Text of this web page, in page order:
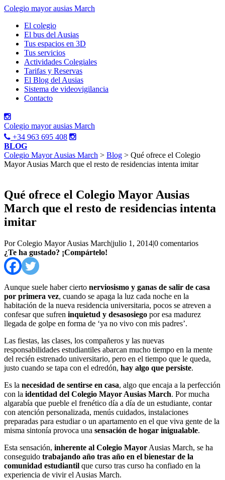
Colegio mayor ausias March
El colegio
El bus del Ausias
Tus espacios en 3D
Tus servicios
Actividades Colegiales
Tarifas y Reservas
El Blog del Ausias
Sistema de videovigilancia
Contacto
Colegio mayor ausias March
+34 963 695 408
BLOG
Colegio Mayor Ausias March > Blog > Qué ofrece el Colegio
Mayor Ausias March que el resto de residencias intenta imitar
Qué ofrece el Colegio Mayor Ausias
March que el resto de residencias intenta
imitar
Por Colegio Mayor Ausias March|julio 1, 2014|0 comentarios
¿Te ha gustado? ¡Compártelo!
Aunque suele haber cierto nerviosismo y ganas de salir de casa
por primera vez, cuando se apaga la luz cada noche en la
habitación de la nueva residencia universitaria, pocos se atreven a
confesar que sufren inquietud y desasosiego por esa madurez
llegada de golpe en forma de ‘ya no vivo con mis padres’.
Las fiestas, las clases, los compañeros y las nuevas
responsabilidades estudiantiles abarcan mucho tiempo en la mente
del recién estrenado universitario, pero en el tiempo que le queda,
justo cuando se tapa con el edredón, hay algo que persiste.
Es la necesidad de sentirse en casa, algo que encaja a la perfección
con la identidad del Colegio Mayor Ausias March. Por mucha
algarabía que pueble el frenético día a día de un estudiante, contar
con atención personalizada, menús cuidados, instalaciones
preparadas para estudiar o un apartamento en el que viva gente de la
misma sintonía provoca una sensación de hogar inigualable.
Esta sensación, inherente al Colegio Mayor Ausias March, se ha
conseguido trabajando año tras año en el bienestar de la
comunidad estudiantil que curso tras curso ha confiado en la
experiencia de vivir el Ausias March.